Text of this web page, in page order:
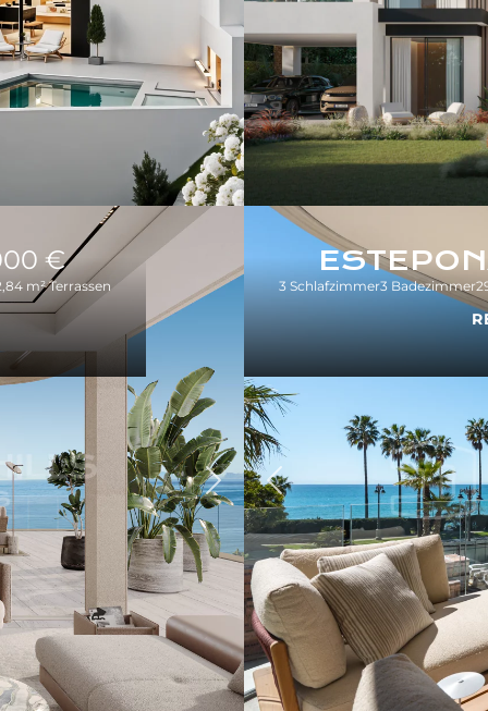
€
m² Terrassen
Weiter
3 Schlafzimmer3 Badezimmer
Zurück